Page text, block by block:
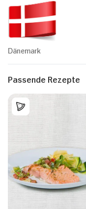
Dänemark
Passende Rezepte